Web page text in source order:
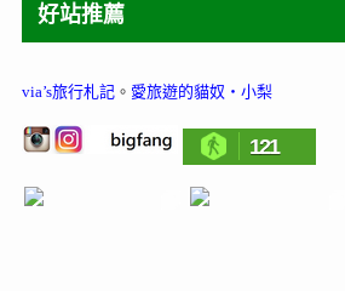
好站推薦
via’s旅行札記。 愛旅遊的貓奴‧小梨
121